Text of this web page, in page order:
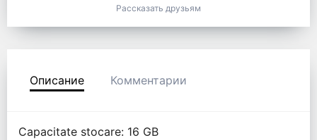
Рассказать друзьям
Описание Комментарии
Capacitate stocare: 16 GB